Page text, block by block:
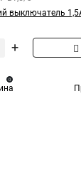
выключатель
+
0